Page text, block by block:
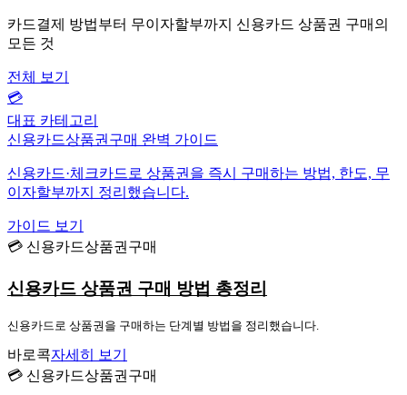
카드결제 방법부터 무이자할부까지 신용카드 상품권 구매의
모든 것
전체 보기
💳
대표 카테고리
신용카드상품권구매 완벽 가이드
신용카드·체크카드로 상품권을 즉시 구매하는 방법, 한도, 무
이자할부까지 정리했습니다.
가이드 보기
💳 신용카드상품권구매
신용카드 상품권 구매 방법 총정리
신용카드로 상품권을 구매하는 단계별 방법을 정리했습니다.
바로콕자세히 보기
💳 신용카드상품권구매